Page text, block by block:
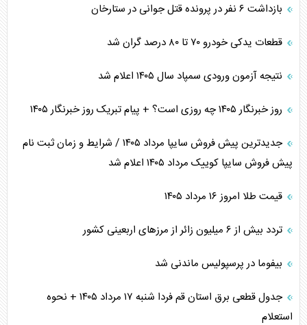
بازداشت ۶ نفر در پرونده قتل جوانی در ستارخان
قطعات یدکی خودرو ۷۰ تا ۸۰ درصد گران شد
نتیجه آزمون ورودی سمپاد سال ۱۴۰۵ اعلام شد
روز خبرنگار ۱۴۰۵ چه روزی است؟ + پیام تبریک روز خبرنگار ۱۴۰۵
جدیدترین پیش فروش سایپا مرداد ۱۴۰۵ / شرایط و زمان ثبت نام
پیش فروش سایپا کوییک مرداد ۱۴۰۵ اعلام شد
قیمت طلا امروز ۱۶ مرداد ۱۴۰۵
تردد بیش از ۶ میلیون زائر از مرزهای اربعینی کشور
بیفوما در پرسپولیس ماندنی شد
جدول قطعی برق استان قم فردا شنبه ۱۷ مرداد ۱۴۰۵ + نحوه
استعلام